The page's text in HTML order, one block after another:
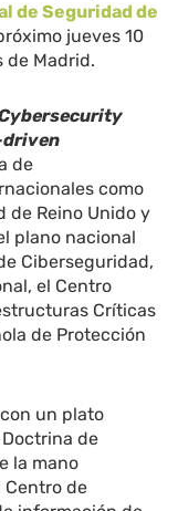
de Seguridad de
jueves 10
de Madrid.
driven
de
como
de Reino Unido y
plano nacional
Ciberseguridad,
el Centro
Críticas
de Protección
un plato
de
la mano
Centro de